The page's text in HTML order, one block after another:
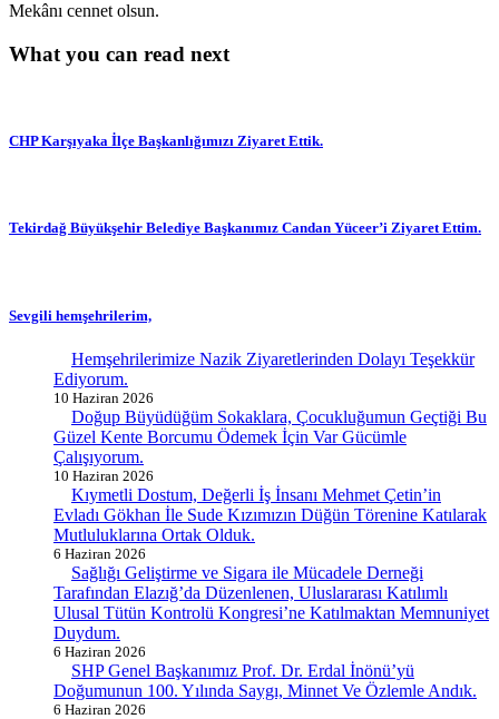
Mekânı cennet olsun.
What you can read next
CHP Karşıyaka İlçe Başkanlığımızı Ziyaret Ettik.
Tekirdağ Büyükşehir Belediye Başkanımız Candan Yüceer’i Ziyaret Ettim.
Sevgili hemşehrilerim,
Hemşehrilerimize Nazik Ziyaretlerinden Dolayı Teşekkür
Ediyorum.
10 Haziran 2026
Doğup Büyüdüğüm Sokaklara, Çocukluğumun Geçtiği Bu
Güzel Kente Borcumu Ödemek İçin Var Gücümle
Çalışıyorum.
10 Haziran 2026
Kıymetli Dostum, Değerli İş İnsanı Mehmet Çetin’in
Evladı Gökhan İle Sude Kızımızın Düğün Törenine Katılarak
Mutluluklarına Ortak Olduk.
6 Haziran 2026
Sağlığı Geliştirme ve Sigara ile Mücadele Derneği
Tarafından Elazığ’da Düzenlenen, Uluslararası Katılımlı
Ulusal Tütün Kontrolü Kongresi’ne Katılmaktan Memnuniyet
Duydum.
6 Haziran 2026
SHP Genel Başkanımız Prof. Dr. Erdal İnönü’yü
Doğumunun 100. Yılında Saygı, Minnet Ve Özlemle Andık.
6 Haziran 2026